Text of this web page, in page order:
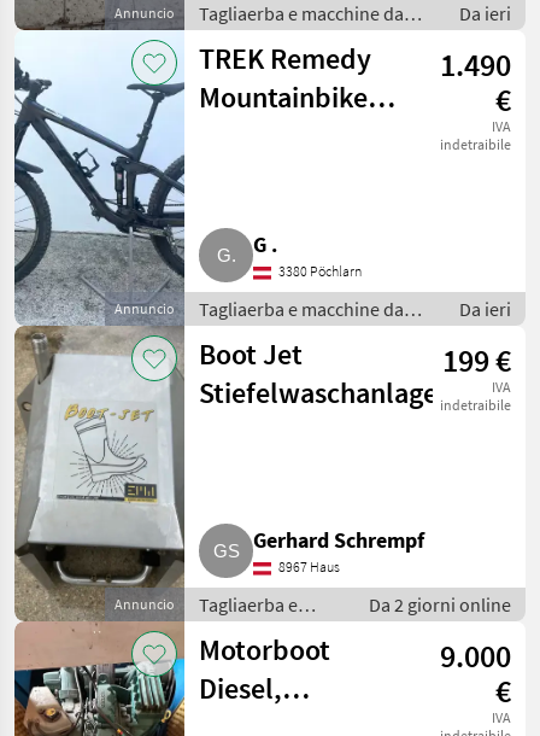
Annuncio
Tagliaerba e macchine da
giardinaggio / Attrezzatura
sportiva
Da ieri
Annuncio
TREK Remedy
Mountainbike
1.490
€
IVA
indetraibile
G .
3380 Pöchlarn
Tagliaerba e macchine da
giardinaggio / Attrezzatura
sportiva
Da ieri
Annuncio
Boot Jet
Stiefelwaschanlage
199 €
IVA
indetraibile
Gerhard Schrempf
8967 Haus
Tagliaerba e
macchine da
giardinaggio /
Attrezzatura
sportiva
Da 2 giorni online
Motorboot
Diesel,
9.000
€
IVA